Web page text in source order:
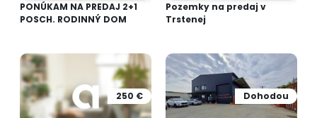
PONÚKAM NA PREDAJ 2+1
POSCH. RODINNÝ DOM
Pozemky na predaj v
Trstenej
250 € Dohodou